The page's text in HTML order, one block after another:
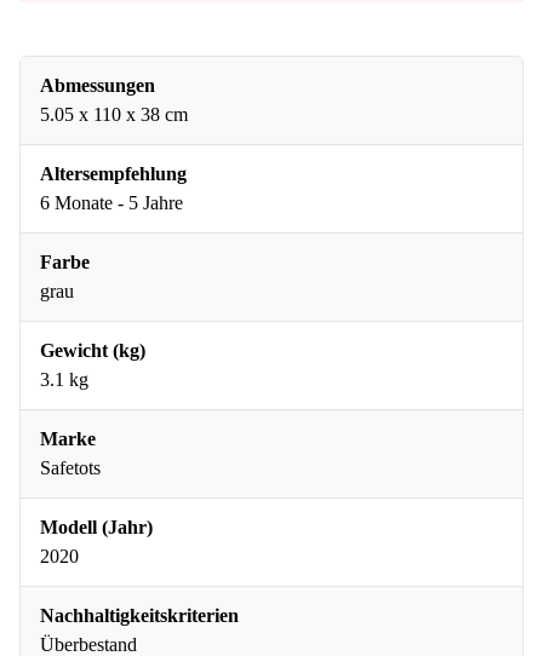
Abmessungen
5.05 x 110 x 38 cm
Altersempfehlung
6 Monate - 5 Jahre
Farbe
grau
Gewicht (kg)
3.1 kg
Marke
Safetots
Modell (Jahr)
2020
Nachhaltigkeitskriterien
Überbestand